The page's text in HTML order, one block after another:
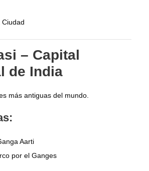
Ciudad
– Capital
de India
más antiguas del mundo.
Aarti
por el Ganges